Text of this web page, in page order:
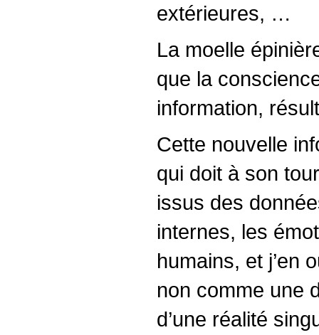
extérieures, …
La moelle
que la
information,
Cette nouvelle
qui doit à son
issus des
internes, les
humains, et j’en
non comme une
d’une réalité